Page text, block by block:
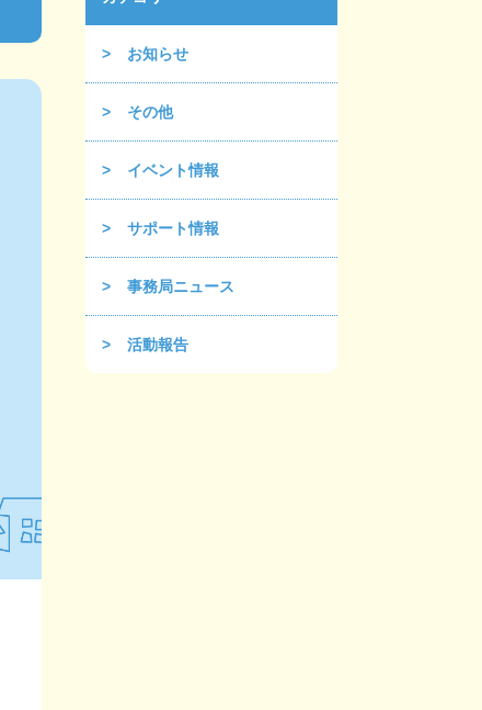
お知らせ
その他
イベント情報
サポート情報
事務局ニュース
活動報告